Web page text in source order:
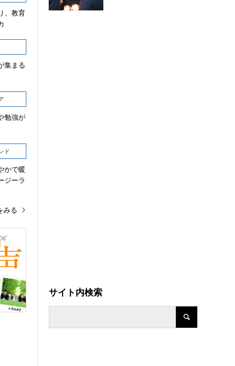
、教育
集まる
勉強が
ド
かで暖
ジーラ
みる
サイト内検索